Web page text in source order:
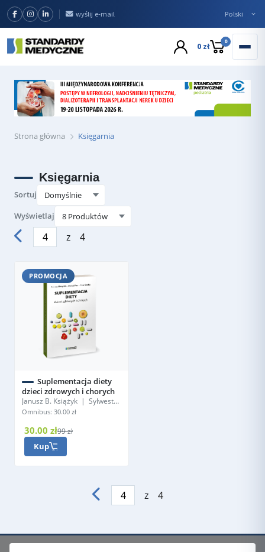
wyślij e-mail
0 zł 0
Strona główna Księgarnia
Księgarnia
Sortuj
Wyświetlaj
z 4
PROMOCJA
Suplementacja diety
dzieci zdrowych i chorych
Janusz B. Książyk | Sylwester
Prokurat
Omnibus: 30.00 zł
30.00 zł99 zł
Kup
z 4